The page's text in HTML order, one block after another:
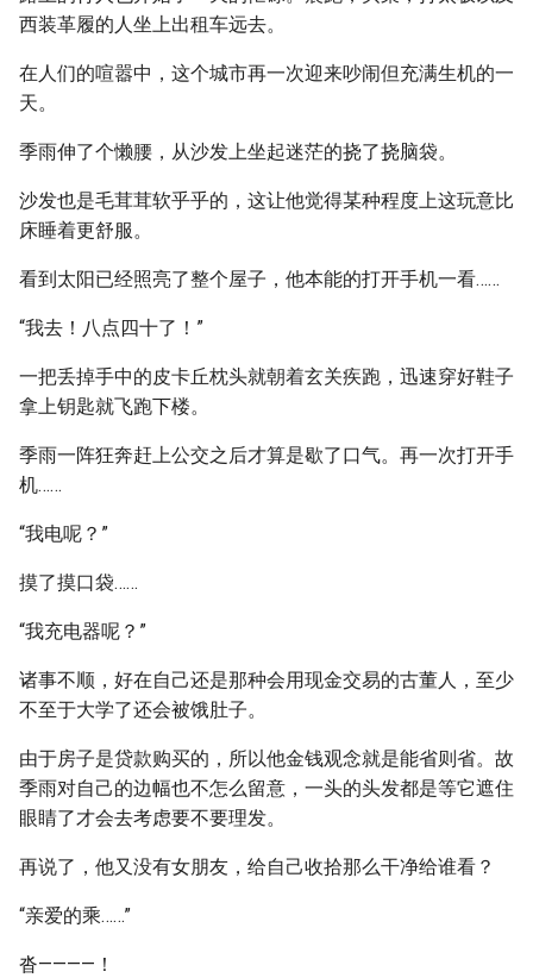
西装革履的人坐上出租车远去。
在人们的喧嚣中，这个城市再一次迎来吵闹但充满生机的一
天。
季雨伸了个懒腰，从沙发上坐起迷茫的挠了挠脑袋。
沙发也是毛茸茸软乎乎的，这让他觉得某种程度上这玩意比
床睡着更舒服。
看到太阳已经照亮了整个屋子，他本能的打开手机一看……
“我去！八点四十了！”
一把丢掉手中的皮卡丘枕头就朝着玄关疾跑，迅速穿好鞋子
拿上钥匙就飞跑下楼。
季雨一阵狂奔赶上公交之后才算是歇了口气。再一次打开手
机……
“我电呢？”
摸了摸口袋……
“我充电器呢？”
诸事不顺，好在自己还是那种会用现金交易的古董人，至少
不至于大学了还会被饿肚子。
由于房子是贷款购买的，所以他金钱观念就是能省则省。故
季雨对自己的边幅也不怎么留意，一头的头发都是等它遮住
眼睛了才会去考虑要不要理发。
再说了，他又没有女朋友，给自己收拾那么干净给谁看？
“亲爱的乘……”
沓————！